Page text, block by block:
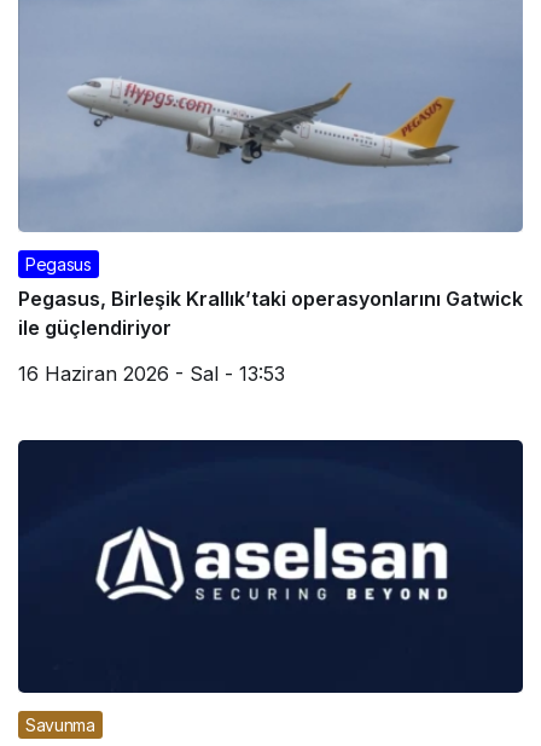
Pegasus
Pegasus, Birleşik Krallık’taki operasyonlarını Gatwick
ile güçlendiriyor
16 Haziran 2026 - Sal - 13:53
Savunma